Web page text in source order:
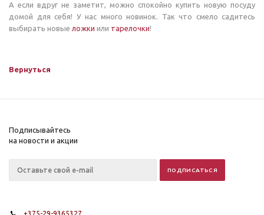
А если вдруг не заметит, можно спокойно купить новую посуду
домой для себя! У нас много новинок. Так что смело садитесь
выбирать новые ложки или тарелочки!
Вернуться
Подписывайтесь
на новости и акции